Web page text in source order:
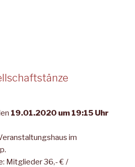
19.01.2020 um 19:15 Uhr
im
Mitglieder 36,- € /